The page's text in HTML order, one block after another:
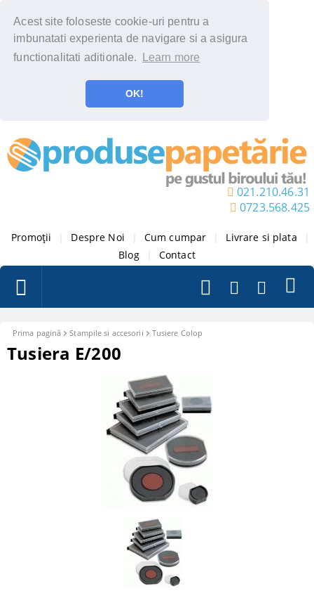
Acest site foloseste cookie-uri pentru a
imbunatati experienta de navigare si a asigura
functionalitati aditionale.
Learn more
OK!
021.210.46.31
0723.568.425
Promoții Despre Noi Cum cumpar Livrare si plata
Blog
Contact
Prima pagină Stampile si accesorii Tusiere Colop
Tusiera E/200